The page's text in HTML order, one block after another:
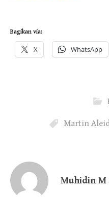
Bagikan via:
X WhatsApp
Martin
Muhidin M